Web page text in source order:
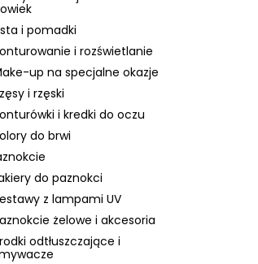
i pomadki
i rozświetlanie
up na specjalne okazje
i rzęski
i kredki do oczu
do brwi
do paznokci
z lampami UV
żelowe i akcesoria
odtłuszczające i
PLUS BEBLESH BALM PINK –
SPF 30, 40 ML
74 zł